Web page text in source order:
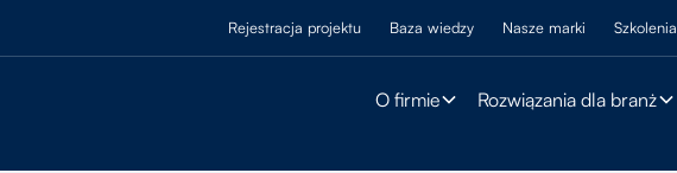
Rejestracja projektu Baza wiedzy Nasze marki Szkolenia
O firmie Rozwiązania dla branż